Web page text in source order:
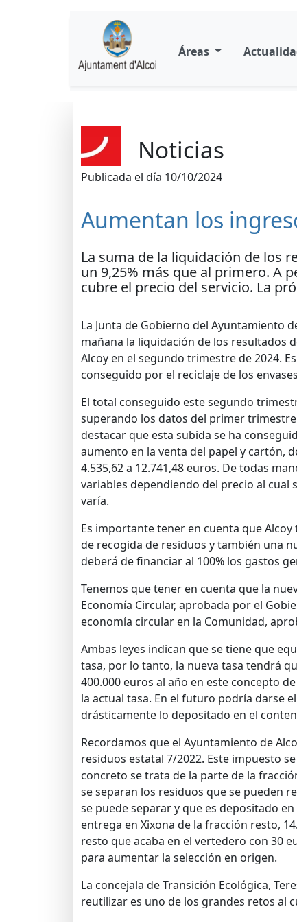
Áreas
Noticias
Publicada el día 10/10/2024
Aumentan los
La suma de la liquidación de los
un 9,25% más que al primero. A
cubre el precio del servicio. La
La Junta de Gobierno del Ayuntamiento
mañana la liquidación de los resultados
Alcoy en el segundo trimestre de 2024.
conseguido por el reciclaje de los
El total conseguido este segundo
superando los datos del primer trimestre
destacar que esta subida se ha
aumento en la venta del papel y cartón,
4.535,62 a 12.741,48 euros. De todas
variables dependiendo del precio al cual
varía.
Es importante tener en cuenta que
de recogida de residuos y también una
deberá de financiar al 100% los gastos
Tenemos que tener en cuenta que la
Economía Circular, aprobada por el
economía circular en la Comunidad,
Ambas leyes indican que se tiene que
tasa, por lo tanto, la nueva tasa tendrá
400.000 euros al año en este concepto
la actual tasa. En el futuro podría darse
drásticamente lo depositado en el
Recordamos que el Ayuntamiento de
residuos estatal 7/2022. Este impuesto
concreto se trata de la parte de la
se separan los residuos que se pueden
se puede separar y que es depositado
entrega en Xixona de la fracción resto,
resto que acaba en el vertedero con 30
para aumentar la selección en origen.
La concejala de Transición Ecológica,
reutilizar es uno de los grandes retos al